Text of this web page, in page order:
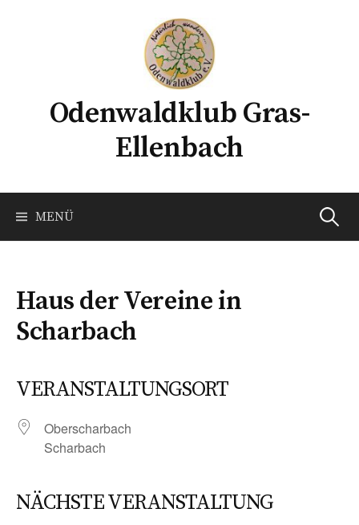
Odenwaldklub Gras-
Ellenbach
MENÜ Suchen
Haus der Vereine in
Scharbach
VERANSTALTUNGSORT
Oberscharbach
Scharbach
NÄCHSTE VERANSTALTUNG